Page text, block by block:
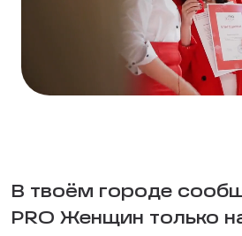
В твоём городе
PRO Женщин только